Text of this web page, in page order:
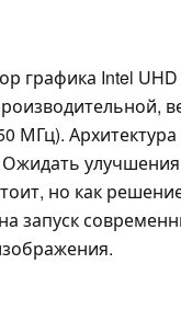
графика Intel
МГц).
Ожидать
но как
запуск